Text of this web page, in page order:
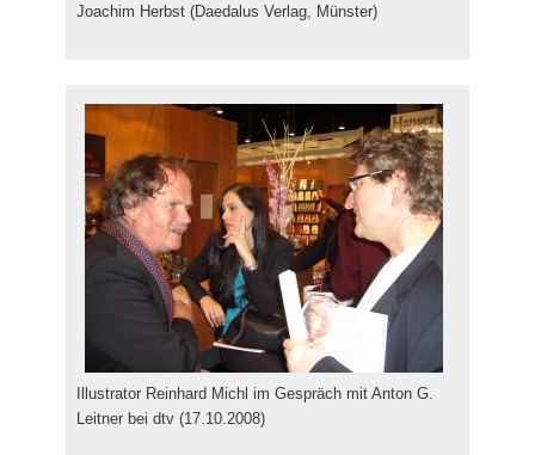
Joachim Herbst (Daedalus Verlag, Münster)
Illustrator Reinhard Michl im Gespräch mit Anton G.
Leitner bei dtv (17.10.2008)